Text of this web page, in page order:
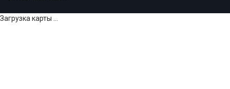
Загрузка карты ...